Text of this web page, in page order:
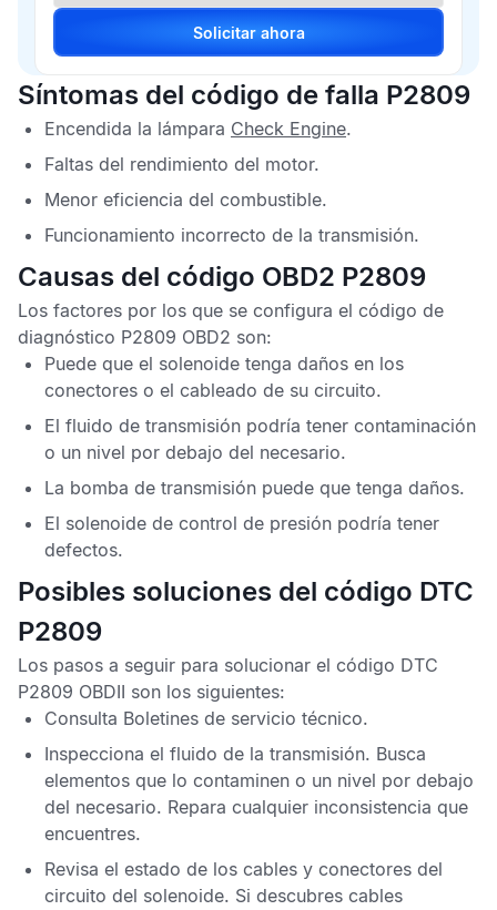
Solicitar ahora
Síntomas del código de falla P2809
Encendida la lámpara Check Engine.
Faltas del rendimiento del motor.
Menor eficiencia del combustible.
Funcionamiento incorrecto de la transmisión.
Causas del código OBD2 P2809
Los factores por los que se configura el código de
diagnóstico P2809 OBD2 son:
Puede que el solenoide tenga daños en los
conectores o el cableado de su circuito.
El fluido de transmisión podría tener contaminación
o un nivel por debajo del necesario.
La bomba de transmisión puede que tenga daños.
El solenoide de control de presión podría tener
defectos.
Posibles soluciones del código DTC
P2809
Los pasos a seguir para solucionar el código DTC
P2809 OBDII son los siguientes:
Consulta Boletines de servicio técnico.
Inspecciona el fluido de la transmisión. Busca
elementos que lo contaminen o un nivel por debajo
del necesario. Repara cualquier inconsistencia que
encuentres.
Revisa el estado de los cables y conectores del
circuito del solenoide. Si descubres cables